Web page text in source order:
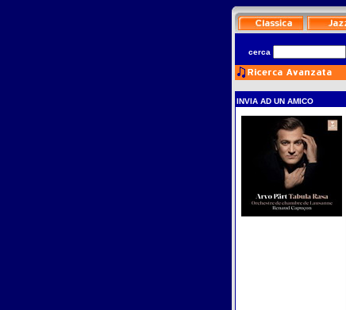
cerca
INVIA AD UN AMICO